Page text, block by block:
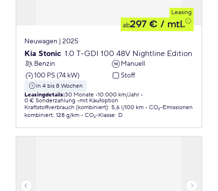
Leasing
ab297 € / mtl.
Neuwagen | 2025
Kia Stonic 1.0 T-GDI 100 48V Nightline Edition
Benzin
Manuell
100 PS (74 kW)
Stoff
in 4 bis 8 Wochen
Leasingdetails:30 Monate 10.000 km/Jahr
0 € Sonderzahlung
mit Kaufoption
Kraftstoffverbrauch (kombiniert): 5,6 l/100 km
CO₂-Emissionen
kombiniert: 128 g/km CO₂-Klasse: D